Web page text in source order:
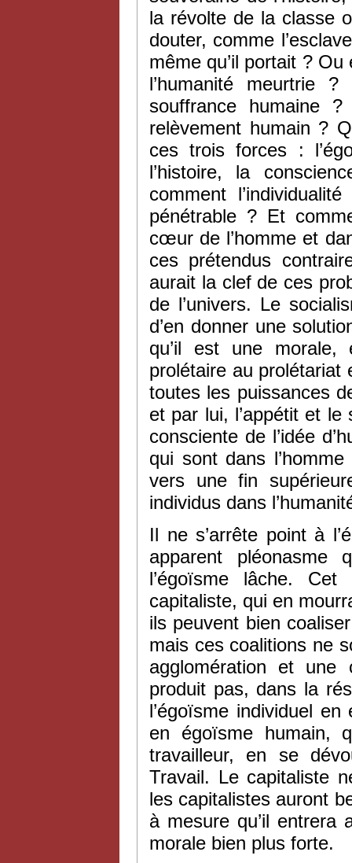
la révolte de la classe
douter, comme
même qu’il portait ?
l’humanité meurtrie
souffrance humaine
relèvement humain ?
ces trois forces :
l’histoire, la
comment
pénétrable ? Et
cœur de l’homme et
ces prétendus
aurait la clef de ces
de l’univers. Le
d’en donner une
qu’il est une morale,
prolétaire au prolétariat
toutes les puissances
et par lui, l’appétit et le
consciente de l’idée
qui sont dans
vers une fin
individus dans
Il ne s’arrête point à
apparent pléonasme
l’égoïsme lâche.
capitaliste, qui en
ils peuvent bien
mais ces coalitions ne
agglomération et une
produit pas, dans la
l’égoïsme individuel
en égoïsme humain,
travailleur, en se
Travail. Le capitaliste
les capitalistes auront
à mesure qu’il entrera
morale bien plus forte.